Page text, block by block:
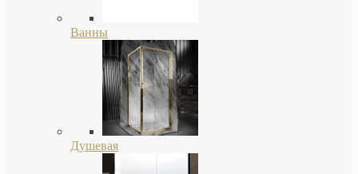
Ванны
Душевая